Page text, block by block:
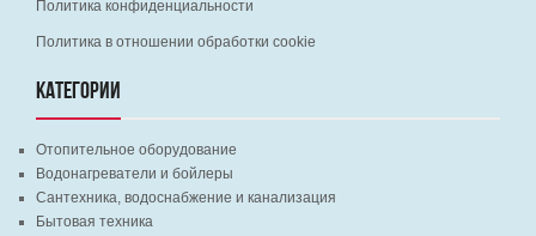
Политика конфиденциальности
Политика в отношении обработки cookie
КАТЕГОРИИ
Отопительное оборудование
Водонагреватели и бойлеры
Сантехника, водоснабжение и канализация
Бытовая техника